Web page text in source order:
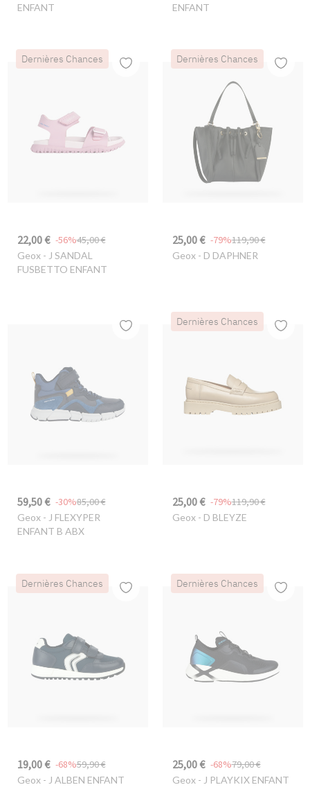
ENFANT
ENFANT
Dernières Chances
22,00 € 45,00 €
-56%
Geox- J SANDAL
FUSBETTO ENFANT
Dernières Chances
25,00 € 119,90 €
-79%
Geox- D DAPHNER
59,50 € 85,00 €
-30%
Geox- J FLEXYPER
ENFANT B ABX
Dernières Chances
25,00 € 119,90 €
-79%
Geox- D BLEYZE
Dernières Chances
19,00 € 59,90 €
-68%
Geox- J ALBEN ENFANT
Dernières Chances
25,00 € 79,00 €
-68%
Geox- J PLAYKIX ENFANT